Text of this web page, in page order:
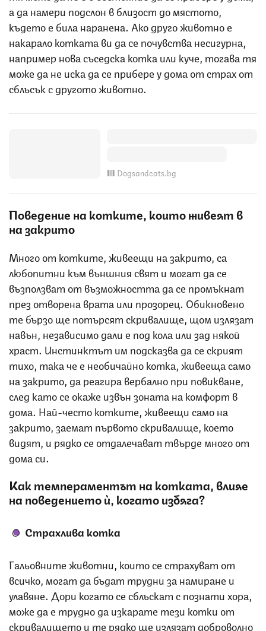
а да намери подслон в близост до мястото,
където е била наранена. Ако друго животно е
накарало котката ви да се почувства несигурна,
например нова съседска котка или куче, тогава тя
може да не иска да се прибере у дома от страх от
сблъсък с другото животно.
Dogsandcats.bg
Поведение на котките, които живеят в
на закрито
Много от котките, живеещи на закрито, са
любопитни към външния свят и могат да се
възползват от възможността да се промъкнат
през отворена врата или прозорец. Обикновено
те бързо ще потърсят скривалище, щом излязат
навън, независимо дали е под кола или зад някой
храст. Инстинктът им подсказва да се скрият
тихо, така че е необичайно котка, живееща само
на закрито, да реагира вербално при повикване,
след като се окаже извън зоната на комфорт в
дома. Най-често котките, живеещи само на
закрито, заемат първото скривалище, което
видят, и рядко се отдалечават твърде много от
дома си.
Как темпераментът на котката, влияе
на поведението ѝ, когато избяга?
Страхлива котка
Гальовните животни, които се страхуват от
всичко, могат да бъдат трудни за намиране и
улавяне. Дори когато се сблъскат с познати хора,
може да е трудно да изкарате тези котки от
скривалището и те рядко ще излязат доброволно